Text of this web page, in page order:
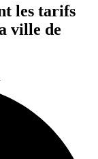
les tarifs
ville de